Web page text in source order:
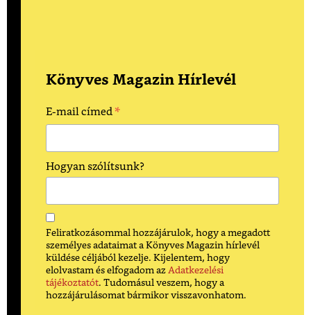
Könyves Magazin Hírlevél
E-mail címed*
Hogyan szólítsunk?
Feliratkozásommal hozzájárulok, hogy a megadott
személyes adataimat a Könyves Magazin hírlevél
küldése céljából kezelje. Kijelentem, hogy
elolvastam és elfogadom az Adatkezelési
tájékoztatót. Tudomásul veszem, hogy a
hozzájárulásomat bármikor visszavonhatom.